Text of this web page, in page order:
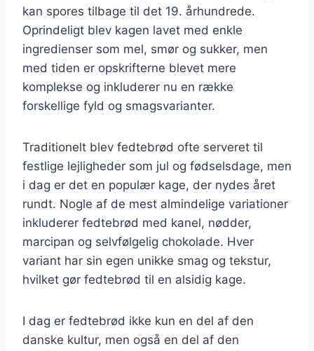
kan spores tilbage til det 19. århundrede.
Oprindeligt blev kagen lavet med enkle
ingredienser som mel, smør og sukker, men
med tiden er opskrifterne blevet mere
komplekse og inkluderer nu en række
forskellige fyld og smagsvarianter.
Traditionelt blev fedtebrød ofte serveret til
festlige lejligheder som jul og fødselsdage, men
i dag er det en populær kage, der nydes året
rundt. Nogle af de mest almindelige variationer
inkluderer fedtebrød med kanel, nødder,
marcipan og selvfølgelig chokolade. Hver
variant har sin egen unikke smag og tekstur,
hvilket gør fedtebrød til en alsidig kage.
I dag er fedtebrød ikke kun en del af den
danske kultur, men også en del af den